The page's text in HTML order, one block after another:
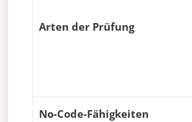
Arten der Prüfung
No-Code-Fähigkeiten